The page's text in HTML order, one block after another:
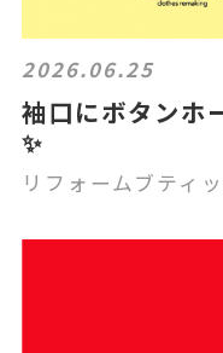
2026.06.25
袖口にボタンホ
✨
リフォームブティ